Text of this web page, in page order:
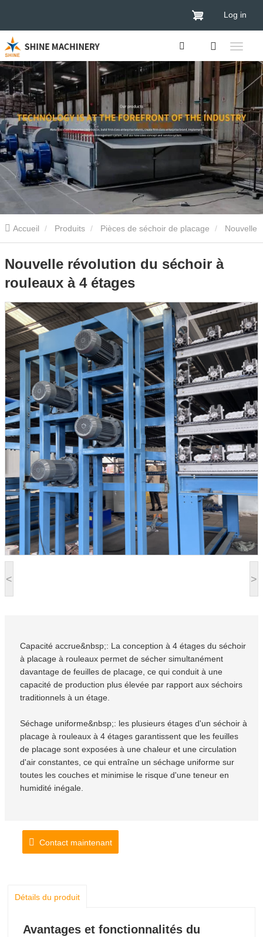
Log in
Accueil Produits Pièces de séchoir de placage
révolution du séchoir à rouleaux à 4 étages
< >
Nouvelle révolution du séchoir à
rouleaux à 4 étages
Capacité accrue&nbsp;: La conception à 4 étages du séchoir
à placage à rouleaux permet de sécher simultanément
davantage de feuilles de placage, ce qui conduit à une
capacité de production plus élevée par rapport aux séchoirs
traditionnels à un étage.
Séchage uniforme&nbsp;: les plusieurs étages d'un séchoir à
placage à rouleaux à 4 étages garantissent que les feuilles
de placage sont exposées à une chaleur et une circulation
d'air constantes, ce qui entraîne un séchage uniforme sur
toutes les couches et minimise le risque d'une teneur en
humidité inégale.
Contact maintenant
Détails du produit
Avantages et fonctionnalités du